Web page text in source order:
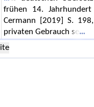
frühen 14.
Cermann [2019] S.
privaten Gebrauch se